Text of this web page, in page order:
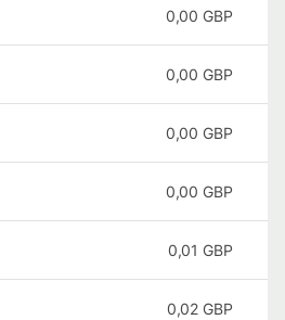
0,00 GBP
0,00 GBP
0,00 GBP
0,00 GBP
0,01 GBP
0,02 GBP